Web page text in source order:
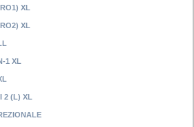
XL
XL
1 XL
2 (L) XL